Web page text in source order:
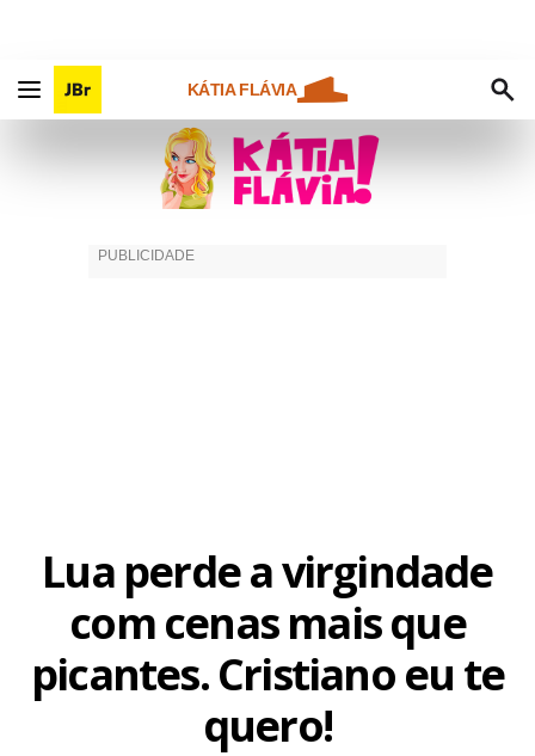
KÁTIA FLÁVIA
Lua perde a virgindade
com cenas mais que
picantes. Cristiano eu te
quero!